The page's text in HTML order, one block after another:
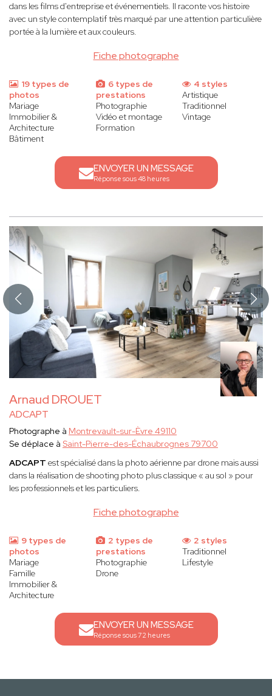
Fiche photographe
dans les films d'entreprise et événementiels. Il raconte vos histoire
avec un style contemplatif très marqué par une attention particulière
portée à la lumière et aux couleurs.
19 types de
photos
Mariage
Immobilier &
Architecture
Bâtiment
6 types de
prestations
Photographie
Vidéo et montage
Formation
4 styles
Artistique
Traditionnel
Vintage
ENVOYER UN MESSAGE
Réponse sous 48 heures
Arnaud DROUET
ADCAPT
Fiche photographe
Photographe à Montrevault-sur-Èvre 49110
Se déplace à Saint-Pierre-des-Échaubrognes 79700
ADCAPT est spécialisé dans la photo aérienne par drone mais aussi
dans la réalisation de shooting photo plus classique « au sol » pour
les professionnels et les particuliers.
9 types de
photos
Mariage
Famille
Immobilier &
Architecture
2 types de
prestations
Photographie
Drone
2 styles
Traditionnel
Lifestyle
ENVOYER UN MESSAGE
Réponse sous 72 heures